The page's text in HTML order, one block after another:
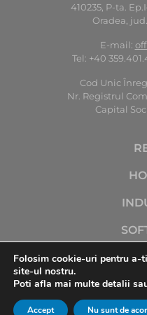
410235, P-ta.
Oradea,
E-mail:
Tel: +40
Cod Unic
Nr. Registrul
Capital
Folosim cookie-uri pentru a-
site-ul nostru.
Poti afla mai multe detalii
Accept Nu sunt de